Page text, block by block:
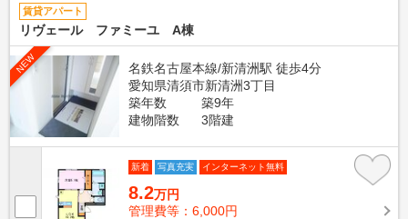
賃貸アパート
リヴェール ファミーユ A棟
NEW
名鉄名古屋本線/新清洲駅 徒歩4分
愛知県清須市新清洲3丁目
築年数
築9年
建物階数
3階建
新着 写真充実 インターネット無料
8.2万円
管理費等：6,000円